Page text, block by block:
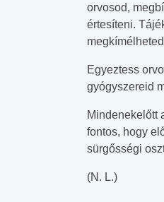
orvosod,
értesíteni.
Egyeztess
gyógyszereid
Mindenekelőtt
fontos, hogy
sürgősségi
(N. L.)
Mekkora az